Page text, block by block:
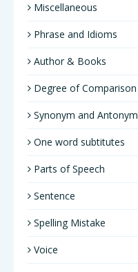
Miscellaneous
Phrase and Idioms
Author & Books
Degree of Comparison
Synonym and Antonym
One word subtitutes
Parts of Speech
Sentence
Spelling Mistake
Voice